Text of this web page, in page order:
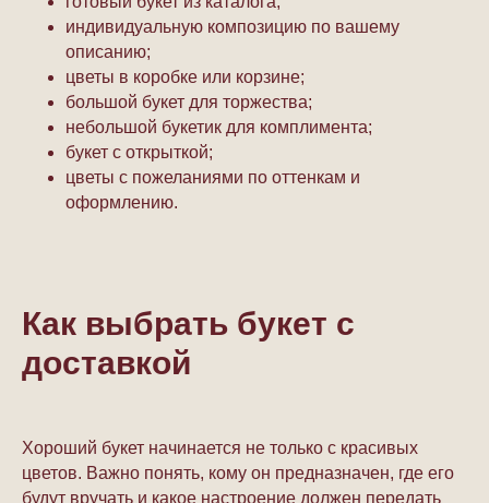
индивидуальную композицию по вашему
описанию;
цветы в коробке или корзине;
большой букет для торжества;
небольшой букетик для комплимента;
букет с открыткой;
цветы с пожеланиями по оттенкам и
оформлению.
Как выбрать букет с
доставкой
Хороший букет начинается не только с красивых
цветов. Важно понять, кому он предназначен, где его
будут вручать и какое настроение должен передать